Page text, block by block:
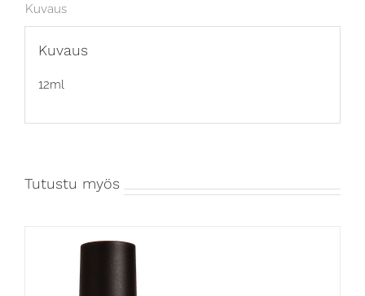
Kuvaus
Kuvaus
12ml
Tutustu myös